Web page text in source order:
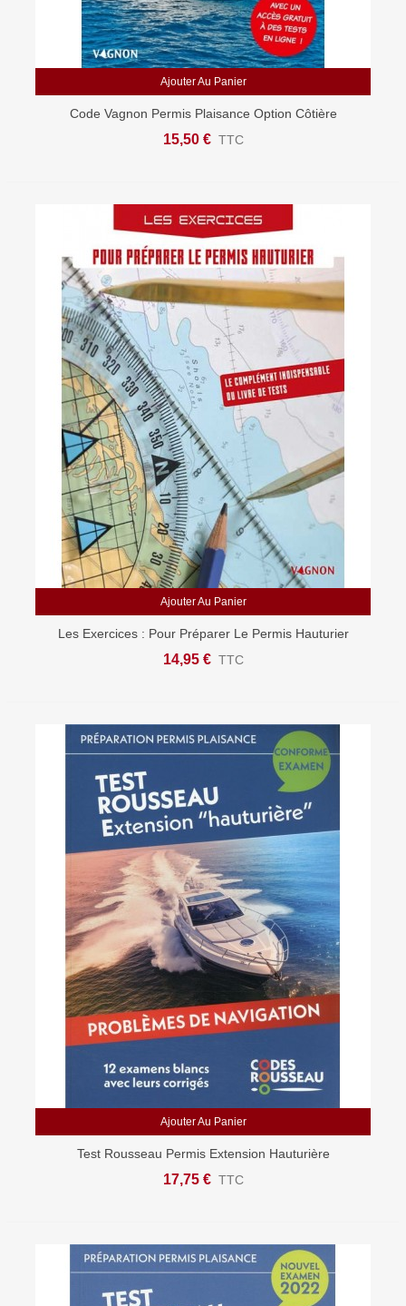
Ajouter Au Panier
Code Vagnon Permis Plaisance Option Côtière
15,50 € TTC
Ajouter Au Panier
Les Exercices : Pour Préparer Le Permis Hauturier
14,95 € TTC
Ajouter Au Panier
Test Rousseau Permis Extension Hauturière
17,75 € TTC